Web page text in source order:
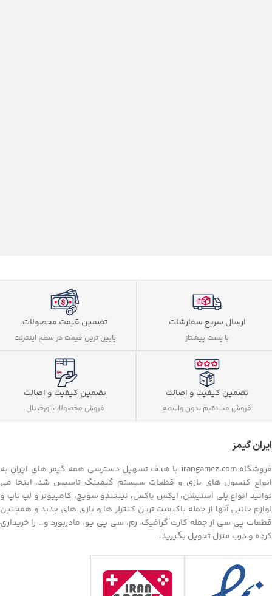
ارسال سریع سفارشات
با پست پیشتاز
تضمین قیمت محصولات
پایین ترین قیمت در سطح اینترنت
تضمین کیفیت و اصالت
فروش مستقیم بدون واسطه
تضمین کیفیت و اصالت
فروش محصولات اورجینال
ایران گیمز
فروشگاه irangamez.com با هدف تسهیل دسترسی همه گیمر های ایران به
انواع کنسول های بازی و قطعات سیستم گیمینگ تاسیس شد. اینجا می
توانید انواع پلی استیشن، ایکس باکس، نینتندو سویچ، کامپیوتر و لپ تاپ و
لوازم جانبی آنها از جمله باکیفیت ترین کنترلر ها و بازی های جدید و همچنین
قطعات پی سی از جمله کارت گرافیک، رم، سی پی یو، مادربورد و… را خریداری
کرده و درب منزل تحویل بگیرید.